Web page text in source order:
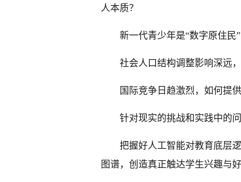
人本质？
新一代青少年是“数字原住民
社会人口结构调整影响深远
国际竞争日趋激烈，如何提
针对现实的挑战和实践中的
把握好人工智能对教育底层
图谱，创造真正触达学生兴趣与